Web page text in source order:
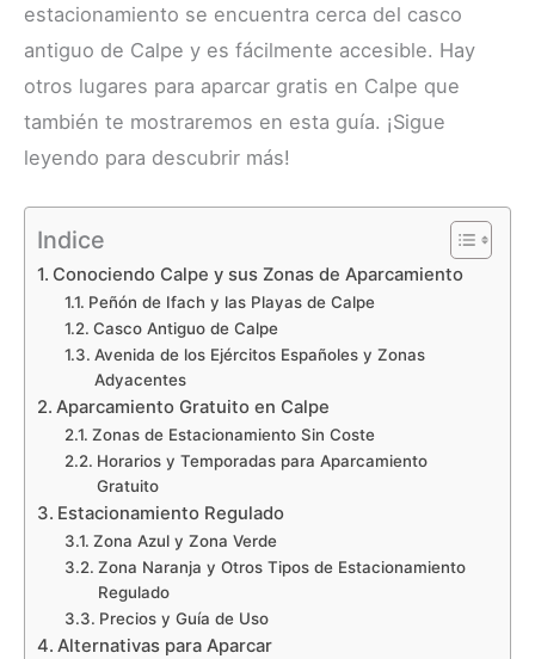
estacionamiento se encuentra cerca del casco
antiguo de Calpe y es fácilmente accesible. Hay
otros lugares para aparcar gratis en Calpe que
también te mostraremos en esta guía. ¡Sigue
leyendo para descubrir más!
Indice
Conociendo Calpe y sus Zonas de Aparcamiento
Peñón de Ifach y las Playas de Calpe
Casco Antiguo de Calpe
Avenida de los Ejércitos Españoles y Zonas
Adyacentes
Aparcamiento Gratuito en Calpe
Zonas de Estacionamiento Sin Coste
Horarios y Temporadas para Aparcamiento
Gratuito
Estacionamiento Regulado
Zona Azul y Zona Verde
Zona Naranja y Otros Tipos de Estacionamiento
Regulado
Precios y Guía de Uso
Alternativas para Aparcar